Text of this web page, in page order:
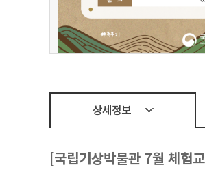
상세정보
[국립기상박물관 7월 체험